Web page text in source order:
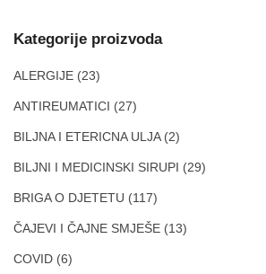
Kategorije proizvoda
ALERGIJE (23)
ANTIREUMATICI (27)
BILJNA I ETERICNA ULJA (2)
BILJNI I MEDICINSKI SIRUPI (29)
BRIGA O DJETETU (117)
ČAJEVI I ČAJNE SMJEŠE (13)
COVID (6)